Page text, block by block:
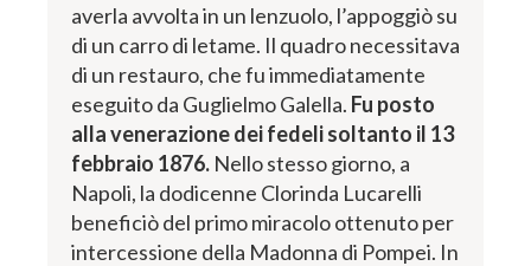
averla avvolta in un lenzuolo, l’appoggiò su
di un carro di letame. Il quadro necessitava
di un restauro, che fu immediatamente
eseguito da Guglielmo Galella. Fu posto
alla venerazione dei fedeli soltanto il 13
febbraio 1876. Nello stesso giorno, a
Napoli, la dodicenne Clorinda Lucarelli
beneficiò del primo miracolo ottenuto per
intercessione della Madonna di Pompei. In